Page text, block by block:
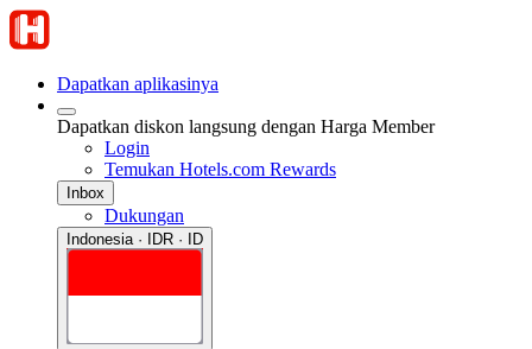
Dapatkan aplikasinya
Dapatkan diskon langsung dengan Harga Member
Login
Temukan Hotels.com Rewards
Inbox
Dukungan
Indonesia · IDR · ID